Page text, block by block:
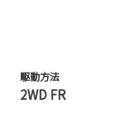
駆動方法
2WD FR